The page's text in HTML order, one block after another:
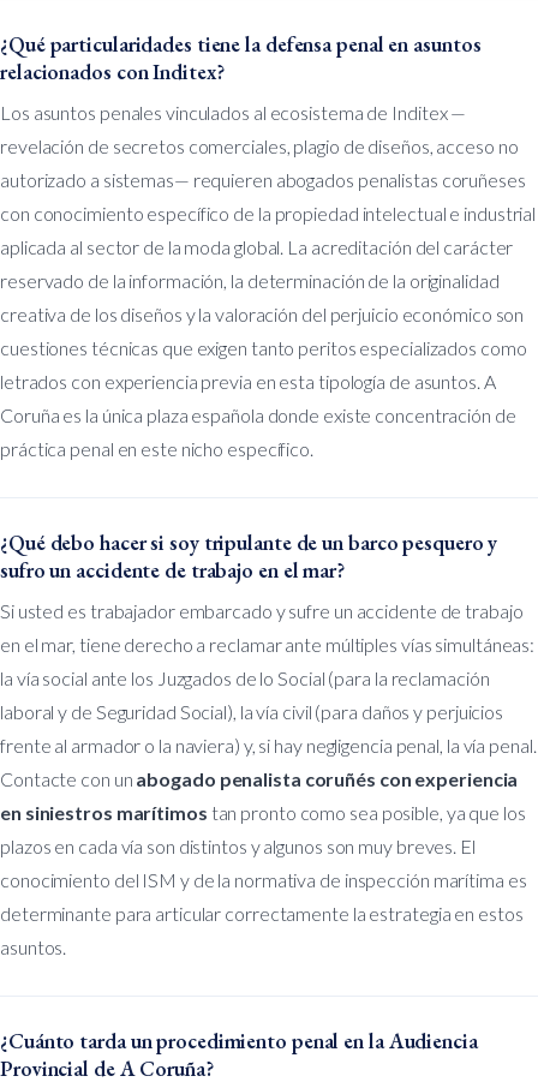
¿Qué particularidades tiene la defensa penal en asuntos
relacionados con Inditex?
Los asuntos penales vinculados al ecosistema de Inditex —
revelación de secretos comerciales, plagio de diseños, acceso no
autorizado a sistemas— requieren abogados penalistas coruñeses
con conocimiento específico de la propiedad intelectual e industrial
aplicada al sector de la moda global. La acreditación del carácter
reservado de la información, la determinación de la originalidad
creativa de los diseños y la valoración del perjuicio económico son
cuestiones técnicas que exigen tanto peritos especializados como
letrados con experiencia previa en esta tipología de asuntos. A
Coruña es la única plaza española donde existe concentración de
práctica penal en este nicho específico.
¿Qué debo hacer si soy tripulante de un barco pesquero y
sufro un accidente de trabajo en el mar?
Si usted es trabajador embarcado y sufre un accidente de trabajo
en el mar, tiene derecho a reclamar ante múltiples vías simultáneas:
la vía social ante los Juzgados de lo Social (para la reclamación
laboral y de Seguridad Social), la vía civil (para daños y perjuicios
frente al armador o la naviera) y, si hay negligencia penal, la vía penal.
Contacte con un abogado penalista coruñés con experiencia
en siniestros marítimos tan pronto como sea posible, ya que los
plazos en cada vía son distintos y algunos son muy breves. El
conocimiento del ISM y de la normativa de inspección marítima es
determinante para articular correctamente la estrategia en estos
asuntos.
¿Cuánto tarda un procedimiento penal en la Audiencia
Provincial de A Coruña?